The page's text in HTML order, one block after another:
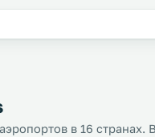
в 16 странах.